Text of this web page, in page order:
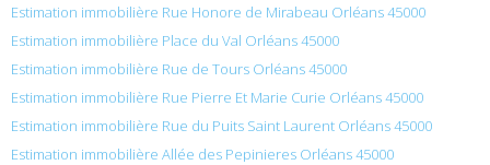
Estimation immobilière Rue Honore de Mirabeau Orléans 45000
Estimation immobilière Place du Val Orléans 45000
Estimation immobilière Rue de Tours Orléans 45000
Estimation immobilière Rue Pierre Et Marie Curie Orléans 45000
Estimation immobilière Rue du Puits Saint Laurent Orléans 45000
Estimation immobilière Allée des Pepinieres Orléans 45000